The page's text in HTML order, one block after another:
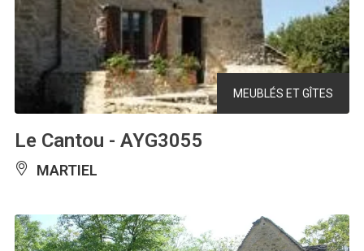
MEUBLÉS ET GÎTES
Le Cantou - AYG3055
MARTIEL